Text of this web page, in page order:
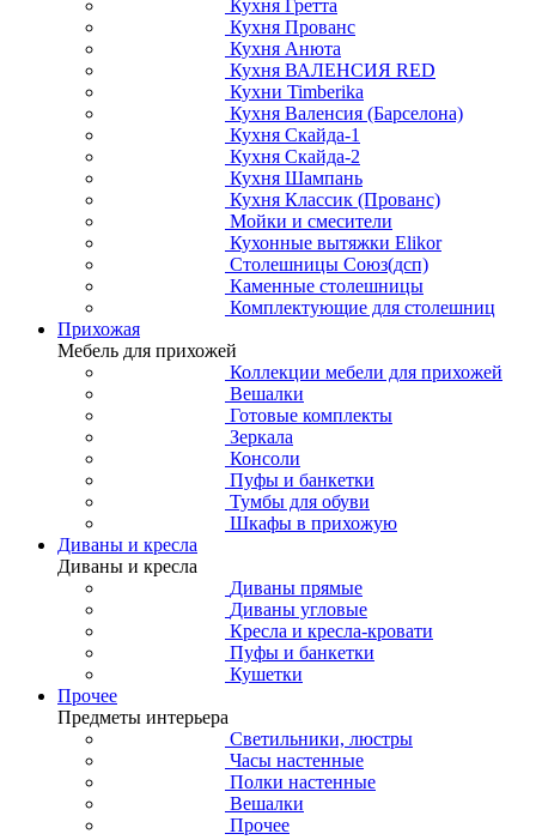
Кухня Гретта
Кухня Прованс
Кухня Анюта
Кухня ВАЛЕНСИЯ RED
Кухни Timberika
Кухня Валенсия (Барселона)
Кухня Скайда-1
Кухня Скайда-2
Кухня Шампань
Кухня Классик (Прованс)
Мойки и смесители
Кухонные вытяжки Elikor
Столешницы Союз(дсп)
Каменные столешницы
Комплектующие для столешниц
Прихожая
Мебель для прихожей
Коллекции мебели для прихожей
Вешалки
Готовые комплекты
Зеркала
Консоли
Пуфы и банкетки
Тумбы для обуви
Шкафы в прихожую
Диваны и кресла
Диваны и кресла
Диваны прямые
Диваны угловые
Кресла и кресла-кровати
Пуфы и банкетки
Кушетки
Прочее
Предметы интерьера
Светильники, люстры
Часы настенные
Полки настенные
Вешалки
Прочее